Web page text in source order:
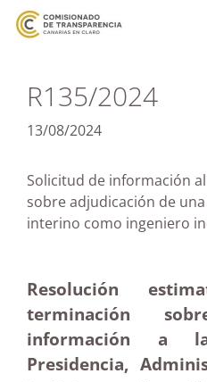
R135/2024
13/08/2024
Solicitud de información
sobre adjudicación de
interino como
Resolución
terminación
información a
Presidencia,